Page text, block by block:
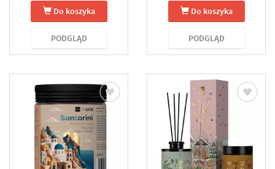
Do koszyka
PODGLĄD
Do koszyka
PODGLĄD